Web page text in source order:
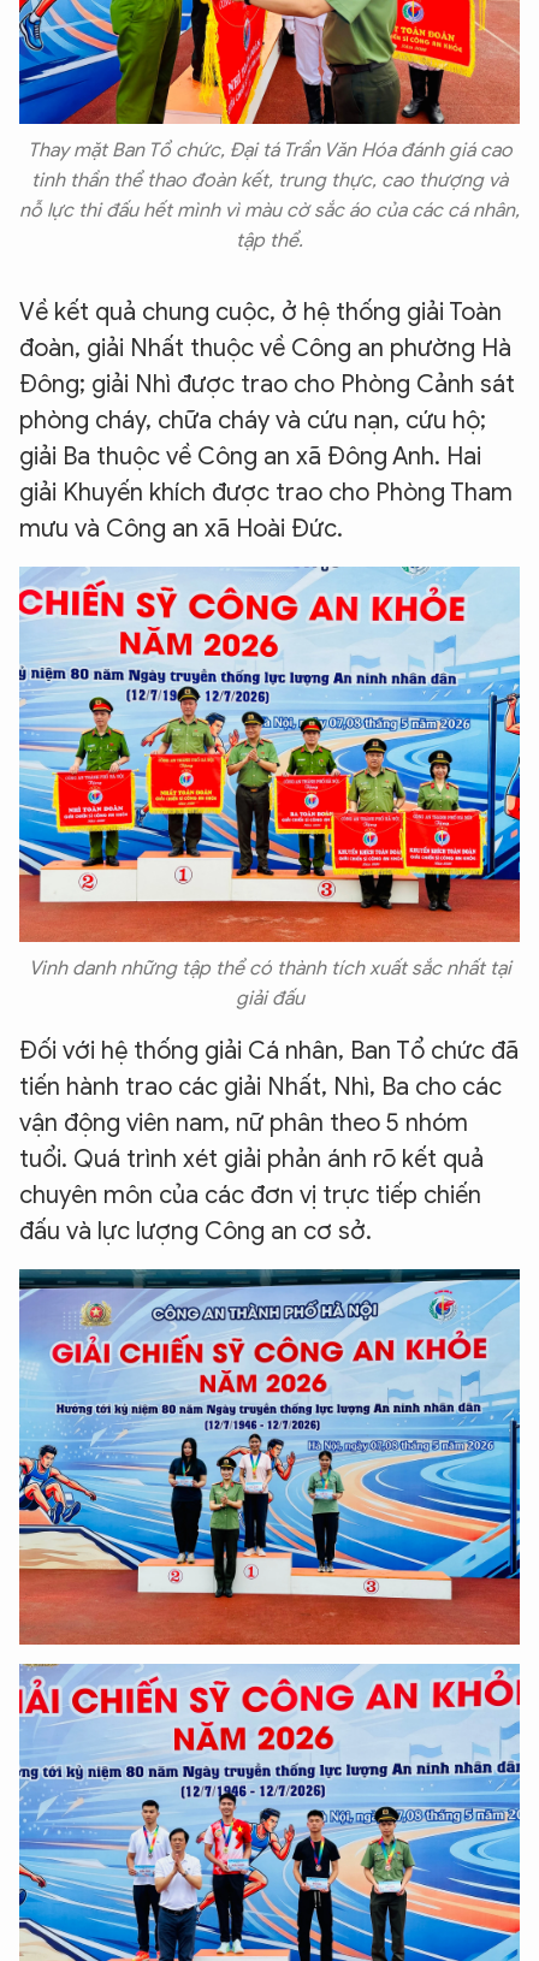
Thay mặt Ban Tổ chức, Đại tá Trần Văn Hóa đánh giá cao
tinh thần thể thao đoàn kết, trung thực, cao thượng và
nỗ lực thi đấu hết mình vì màu cờ sắc áo của các cá nhân,
tập thể.
Về kết quả chung cuộc, ở hệ thống giải Toàn
đoàn, giải Nhất thuộc về Công an phường Hà
Đông; giải Nhì được trao cho Phòng Cảnh sát
phòng cháy, chữa cháy và cứu nạn, cứu hộ;
giải Ba thuộc về Công an xã Đông Anh. Hai
giải Khuyến khích được trao cho Phòng Tham
mưu và Công an xã Hoài Đức.
Vinh danh những tập thể có thành tích xuất sắc nhất tại
giải đấu
Đối với hệ thống giải Cá nhân, Ban Tổ chức đã
tiến hành trao các giải Nhất, Nhì, Ba cho các
vận động viên nam, nữ phân theo 5 nhóm
tuổi. Quá trình xét giải phản ánh rõ kết quả
chuyên môn của các đơn vị trực tiếp chiến
đấu và lực lượng Công an cơ sở.
XIN CHÀO,
TÔI LÀ CHATBOT CỦA
Hãy hỏi tôi bất kỳ điều gì bạn cần biết về
An Ninh Thủ Đô nhé. Tôi sẵn sàng hỗ trợ!